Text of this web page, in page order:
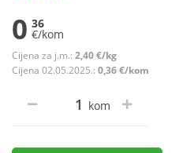
0 36
€/kom
Cijena za j.m.: 2,40 €/kg
Cijena 02.05.2025.: 0,36 €/kom
kom